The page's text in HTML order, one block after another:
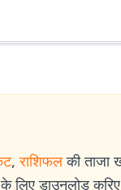
, राशिफल की ताजा
डाउनलोड करिए